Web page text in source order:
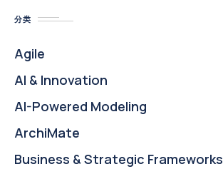
分类
Agile
AI & Innovation
AI-Powered Modeling
ArchiMate
Business & Strategic Frameworks